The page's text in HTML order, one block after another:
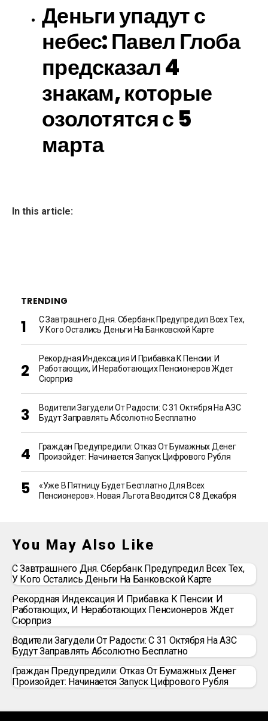
Деньги упадут с
небес: Павел Глоба
предсказал 4
знакам, которые
озолотятся с 5
марта
In this article:
TRENDING
С Завтрашнего Дня. Сбербанк Предупредил Всех Тех,
У Кого Остались Деньги На Банковской Карте
Рекордная Индексация И Прибавка К Пенсии: И
Работающих, И Неработающих Пенсионеров Ждет
Сюрприз
Водители Загудели От Радости: С 31 Октября На АЗС
Будут Заправлять Абсолютно Бесплатно
Граждан Предупредили: Отказ От Бумажных Денег
Произойдет: Начинается Запуск Цифрового Рубля
«Уже В Пятницу Будет Бесплатно Для Всех
Пенсионеров». Новая Льгота Вводится С 8 Декабря
You May Also Like
С Завтрашнего Дня. Сбербанк Предупредил Всех Тех,
У Кого Остались Деньги На Банковской Карте
Рекордная Индексация И Прибавка К Пенсии: И
Работающих, И Неработающих Пенсионеров Ждет
Сюрприз
Водители Загудели От Радости: С 31 Октября На АЗС
Будут Заправлять Абсолютно Бесплатно
Граждан Предупредили: Отказ От Бумажных Денег
Произойдет: Начинается Запуск Цифрового Рубля